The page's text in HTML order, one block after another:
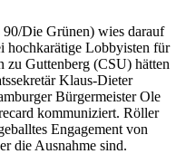
Die Grünen) wies darauf
hochkarätige Lobbyisten für
zu Guttenberg (CSU) hätten
Klaus-Dieter
Bürgermeister Ole
kommuniziert. Röller
Engagement von
die Ausnahme sind.